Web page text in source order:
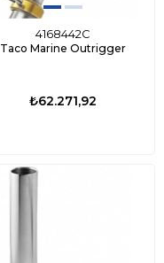
4168442C
Taco Marine Outrigger
₺62.271,92